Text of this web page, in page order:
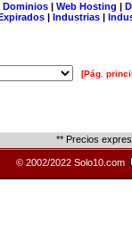
Dominios| Web Hosting |
| Industrias |
[Pág.
** Precios
© 2002/2022 Solo10.com